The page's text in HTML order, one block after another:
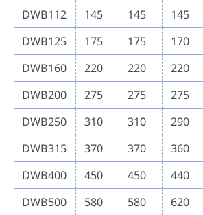
DWB112 145 145 145
DWB125
175 175 170
DWB160
220 220 220
DWB200
275 275 275
DWB250
310 310 290
DWB315
370 370 360
DWB400
450 450 440
DWB500
580 580 620